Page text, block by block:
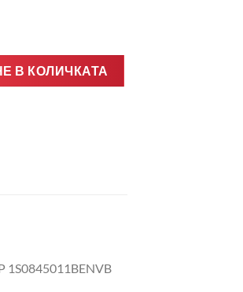
за VW UP CITIGO MII 2016- с камера и
В КОЛИЧКАТА
1S0845011BENVB